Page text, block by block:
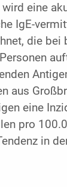
eine
IgE-
die bei
aus
eine
pro
in